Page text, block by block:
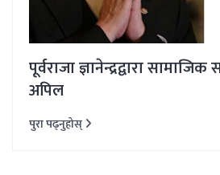
पूर्वराजा ज्ञानेन्द्रद्वारा
अपिल
पुरा पढ्नुहोस्